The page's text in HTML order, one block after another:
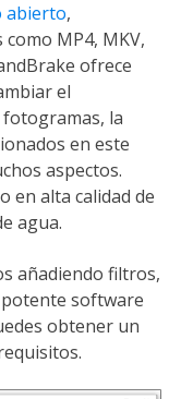
abierto,
MP4, MKV,
ofrece
el
fotogramas, la
en este
aspectos.
en alta calidad de
agua.
añadiendo filtros,
software
obtener un